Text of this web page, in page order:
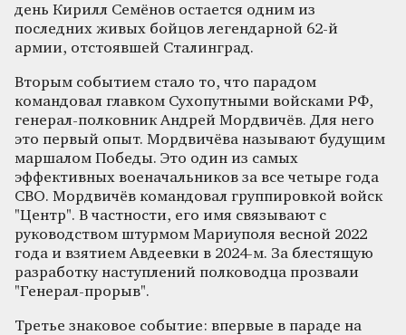
день Кирилл Семёнов остается одним из
последних живых бойцов легендарной 62-й
армии, отстоявшей Сталинград.
Вторым событием стало то, что парадом
командовал главком Сухопутными войсками РФ,
генерал-полковник Андрей Мордвичёв. Для него
это первый опыт. Мордвичёва называют будущим
маршалом Победы. Это один из самых
эффективных военачальников за все четыре года
СВО. Мордвичёв командовал группировкой войск
"Центр". В частности, его имя связывают с
руководством штурмом Мариуполя весной 2022
года и взятием Авдеевки в 2024-м. За блестящую
разработку наступлений полководца прозвали
"Генерал-прорыв".
Третье знаковое событие: впервые в параде на